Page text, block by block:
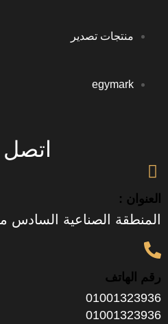
تصدير
اتصل بنا
الصناعية السادس من اكتوبر